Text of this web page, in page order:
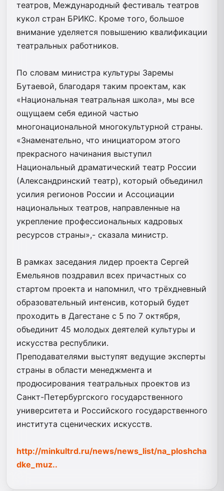
театров, Международный фестиваль театров
кукол стран БРИКС. Кроме того, большое
внимание уделяется повышению квалификации
театральных работников.
По словам министра культуры Заремы
Бутаевой, благодаря таким проектам, как
«Национальная театральная школа», мы все
ощущаем себя единой частью
многонациональной многокультурной страны.
«Знаменательно, что инициатором этого
прекрасного начинания выступил
Национальный драматический театр России
(Александринский театр), который объединил
усилия регионов России и Ассоциации
национальных театров, направленные на
укрепление профессиональных кадровых
ресурсов страны»,- сказала министр.
В рамках заседания лидер проекта Сергей
Емельянов поздравил всех причастных со
стартом проекта и напомнил, что трёхдневный
образовательный интенсив, который будет
проходить в Дагестане с 5 по 7 октября,
объединит 45 молодых деятелей культуры и
искусства республики.
Преподавателями выступят ведущие эксперты
страны в области менеджмента и
продюсирования театральных проектов из
Санкт-Петербургского государственного
университета и Российского государственного
института сценических искусств.
http://minkultrd.ru/news/news_list/na_ploshcha
dke_muz..